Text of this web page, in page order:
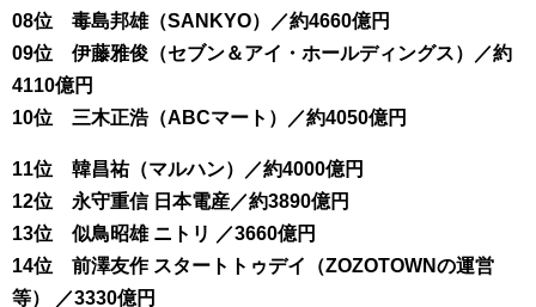
08位 毒島邦雄（SANKYO）／約4660億円
09位 伊藤雅俊（セブン＆アイ・ホールディングス）／約
4110億円
10位 三木正浩（ABCマート）／約4050億円
11位 韓昌祐（マルハン）／約4000億円
12位 永守重信 日本電産／約3890億円
13位 似鳥昭雄 ニトリ ／3660億円
14位 前澤友作 スタートトゥデイ（ZOZOTOWNの運営
等） ／3330億円